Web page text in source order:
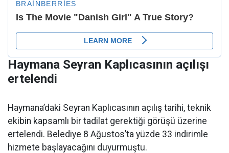
Haymana Seyran Kaplıcasının açılışı
ertelendi
Haymana’daki Seyran Kaplıcasının açılış tarihi, teknik
ekibin kapsamlı bir tadilat gerektiği görüşü üzerine
ertelendi. Belediye 8 Ağustos’ta yüzde 33 indirimle
hizmete başlayacağını duyurmuştu.